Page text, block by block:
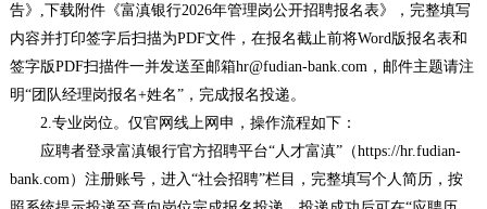
告》,下载附件《富滇银行2026年管理岗公开招聘报名表》，完整填写
内容并打印签字后扫描为PDF文件，在报名截止前将Word版报名表和
签字版PDF扫描件一并发送至邮箱hr@fudian-bank.com，邮件主题请注
明“团队经理岗报名+姓名”，完成报名投递。
2.专业岗位。仅官网线上网申，操作流程如下：
应聘者登录富滇银行官方招聘平台“人才富滇”（https://hr.fudian-
bank.com）注册账号，进入“社会招聘”栏目，完整填写个人简历，按